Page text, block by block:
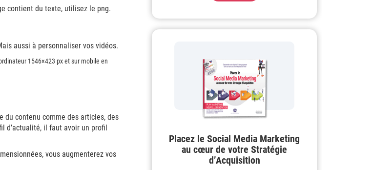
contient du texte, utilisez le png.
aussi à personnaliser vos vidéos.
1546×423 px et sur mobile en
du contenu comme des articles, des
d’actualité, il faut avoir un profil
vous augmenterez vos
Placez le Social Media Marketing
au cœur de votre Stratégie
d’Acquisition